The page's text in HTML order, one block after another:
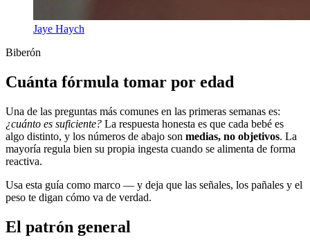
Jaye Haych
Biberón
Cuánta fórmula tomar por edad
Una de las preguntas más comunes en las primeras semanas es:
¿cuánto es suficiente? La respuesta honesta es que cada bebé es
algo distinto, y los números de abajo son medias, no objetivos. La
mayoría regula bien su propia ingesta cuando se alimenta de forma
reactiva.
Usa esta guía como marco — y deja que las señales, los pañales y el
peso te digan cómo va de verdad.
El patrón general